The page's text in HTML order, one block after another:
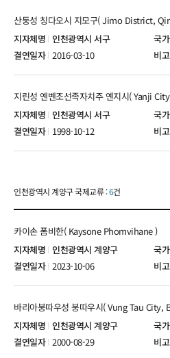
인천광역시 서구
2016-03-10
인천광역시 서구
1998-10-12
인천광역시 계양구 국제교류 :6건
인천광역시 계양구
카이손 폼비한( Kaysone Phomvihane )
2023-10-06
인천광역시 계양구
바리아붕따우성 붕따우시( Vung Tau
2000-08-29